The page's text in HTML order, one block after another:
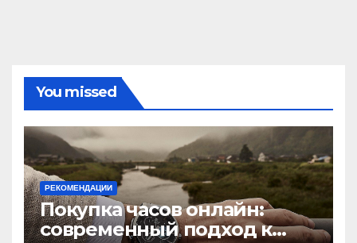
You missed
РЕКОМЕНДАЦИИ
Покупка часов онлайн:
современный подход к